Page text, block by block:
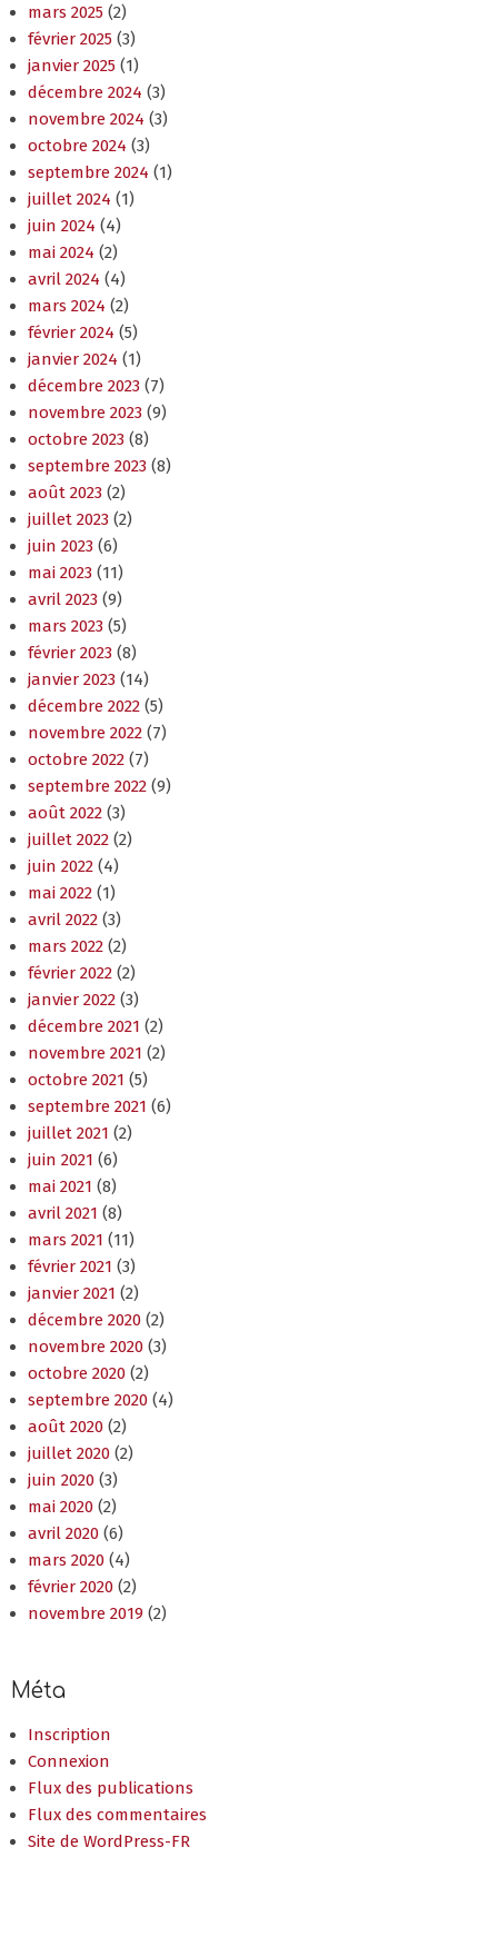
mars 2025 (2)
février 2025 (3)
janvier 2025 (1)
décembre 2024 (3)
novembre 2024 (3)
octobre 2024 (3)
septembre 2024 (1)
juillet 2024 (1)
juin 2024 (4)
mai 2024 (2)
avril 2024 (4)
mars 2024 (2)
février 2024 (5)
janvier 2024 (1)
décembre 2023 (7)
novembre 2023 (9)
octobre 2023 (8)
septembre 2023 (8)
août 2023 (2)
juillet 2023 (2)
juin 2023 (6)
mai 2023 (11)
avril 2023 (9)
mars 2023 (5)
février 2023 (8)
janvier 2023 (14)
décembre 2022 (5)
novembre 2022 (7)
octobre 2022 (7)
septembre 2022 (9)
août 2022 (3)
juillet 2022 (2)
juin 2022 (4)
mai 2022 (1)
avril 2022 (3)
mars 2022 (2)
février 2022 (2)
janvier 2022 (3)
décembre 2021 (2)
novembre 2021 (2)
octobre 2021 (5)
septembre 2021 (6)
juillet 2021 (2)
juin 2021 (6)
mai 2021 (8)
avril 2021 (8)
mars 2021 (11)
février 2021 (3)
janvier 2021 (2)
décembre 2020 (2)
novembre 2020 (3)
octobre 2020 (2)
septembre 2020 (4)
août 2020 (2)
juillet 2020 (2)
juin 2020 (3)
mai 2020 (2)
avril 2020 (6)
mars 2020 (4)
février 2020 (2)
novembre 2019 (2)
Méta
Inscription
Connexion
Flux des publications
Flux des commentaires
Site de WordPress-FR